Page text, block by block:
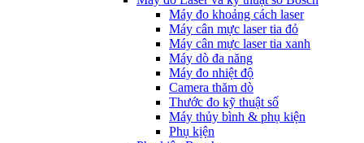
Máy đo khoảng cách laser
Máy cân mực laser tia đỏ
Máy cân mực laser tia xanh
Máy dò đa năng
Máy đo nhiệt độ
Camera thăm dò
Thước đo kỹ thuật số
Máy thủy bình & phụ kiện
Phụ kịện